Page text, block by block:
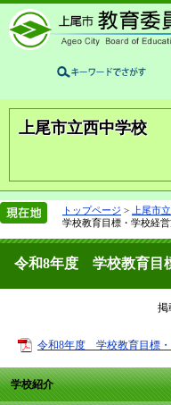
上尾市立西中学校
トップページ > 上尾市
学校教育目標・学校経
令和8年度 学校教育目
掲
令和8年度 学校教育目標
学校紹介